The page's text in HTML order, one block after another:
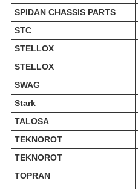
SPIDAN CHASSIS PARTS
STC
STELLOX
STELLOX
SWAG
Stark
TALOSA
TEKNOROT
TEKNOROT
TOPRAN